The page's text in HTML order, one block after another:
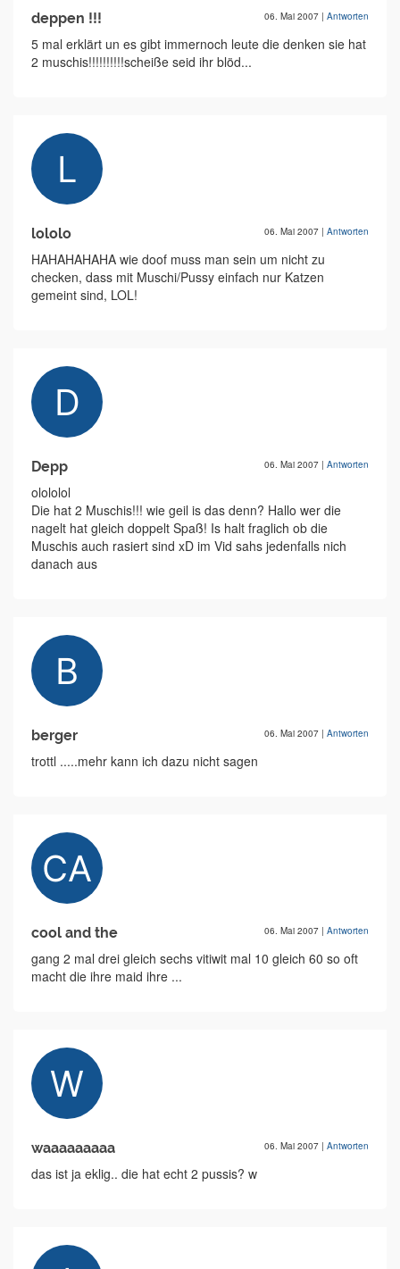
deppen !!! 06. Mai 2007 | Antworten
5 mal erklärt un es gibt immernoch leute die denken sie hat
2 muschis!!!!!!!!!!scheiße seid ihr blöd...
lololo 06. Mai 2007 | Antworten
HAHAHAHAHA wie doof muss man sein um nicht zu
checken, dass mit Muschi/Pussy einfach nur Katzen
gemeint sind, LOL!
Depp 06. Mai 2007 | Antworten
olololol
Die hat 2 Muschis!!! wie geil is das denn? Hallo wer die
nagelt hat gleich doppelt Spaß! Is halt fraglich ob die
Muschis auch rasiert sind xD im Vid sahs jedenfalls nich
danach aus
berger 06. Mai 2007 | Antworten
trottl .....mehr kann ich dazu nicht sagen
cool and the 06. Mai 2007 | Antworten
gang 2 mal drei gleich sechs vitiwit mal 10 gleich 60 so oft
macht die ihre maid ihre ...
waaaaaaaaa 06. Mai 2007 | Antworten
das ist ja eklig.. die hat echt 2 pussis? w